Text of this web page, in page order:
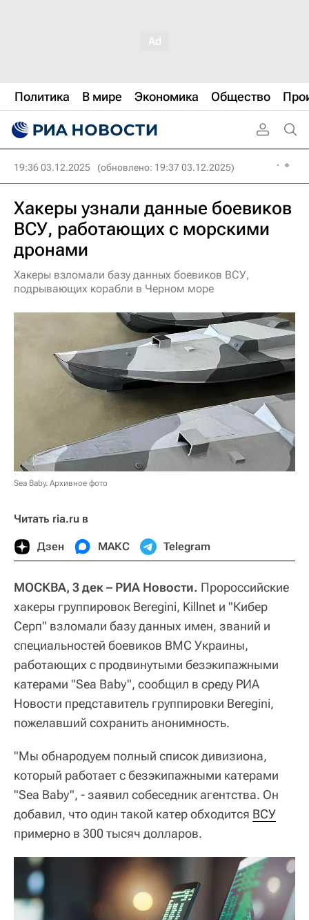
Политика В мире Экономика Общество
19:36 03.12.2025 (обновлено: 19:37 03.12.2025)
Хакеры узнали данные боевиков
ВСУ, работающих с морскими
дронами
Хакеры взломали базу данных боевиков ВСУ,
подрывающих корабли в Черном море
Sea Baby. Архивное фото
Читать ria.ru в
Дзен МАКС Telegram
МОСКВА, 3 дек – РИА Новости. Пророссийские
хакеры группировок Beregini, Killnet и "Кибер
Серп" взломали базу данных имен, званий и
специальностей боевиков ВМС Украины,
работающих с продвинутыми безэкипажными
катерами "Sea Baby", сообщил в среду РИА
Новости представитель группировки Beregini,
пожелавший сохранить анонимность.
"Мы обнародуем полный список дивизиона,
который работает с безэкипажными катерами
"Sea Baby", - заявил собеседник агентства. Он
добавил, что один такой катер обходится ВСУ
примерно в 300 тысяч долларов.